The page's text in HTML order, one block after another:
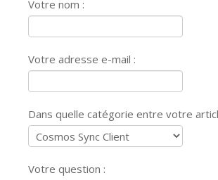
Votre nom :
Votre adresse e-mail :
Dans quelle catégorie entre votre
Votre question :